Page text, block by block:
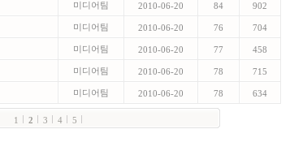
미디어팀 2010-06-20 84 902
미디어팀 2010-06-20 76 704
미디어팀 2010-06-20 77 458
미디어팀 2010-06-20 78 715
미디어팀 2010-06-20 78 634
1 2 3 4 5